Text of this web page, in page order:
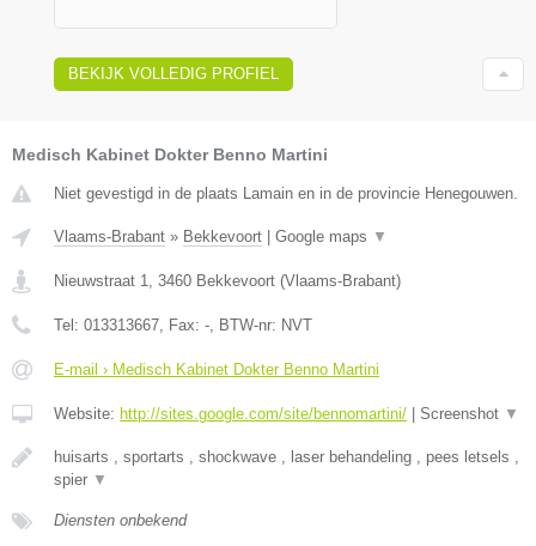
BEKIJK VOLLEDIG PROFIEL
Medisch Kabinet Dokter Benno Martini
Niet gevestigd in de plaats Lamain en in de provincie Henegouwen.
Vlaams-Brabant » Bekkevoort Google maps ▼
Nieuwstraat 1, 3460 Bekkevoort (Vlaams-Brabant)
Tel: 013313667, Fax: -, BTW-nr: NVT
E-mail › Medisch Kabinet Dokter Benno Martini
Website: http://sites.google.com/site/bennomartini/ Screenshot ▼
huisarts , sportarts , shockwave , laser behandeling , pees letsels ,
spier ▼
Diensten onbekend